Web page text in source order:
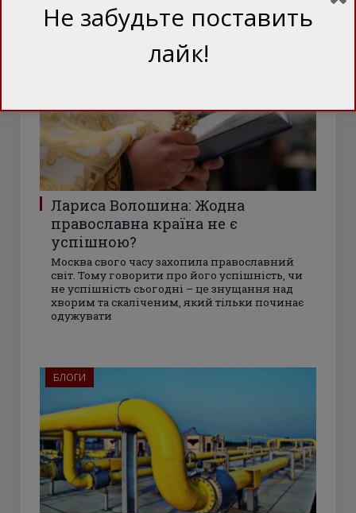
Лариса Волошина: Жодна
православна країна не є
успішною?
Москва свого часу захопила православний
світ. Тому говорити про його успішність, чи
не успішність сьогодні – це знущання над
хворим та скаліченим, який тільки починає
одужувати
БЛОГИ
Не забудьте поставить
лайк!